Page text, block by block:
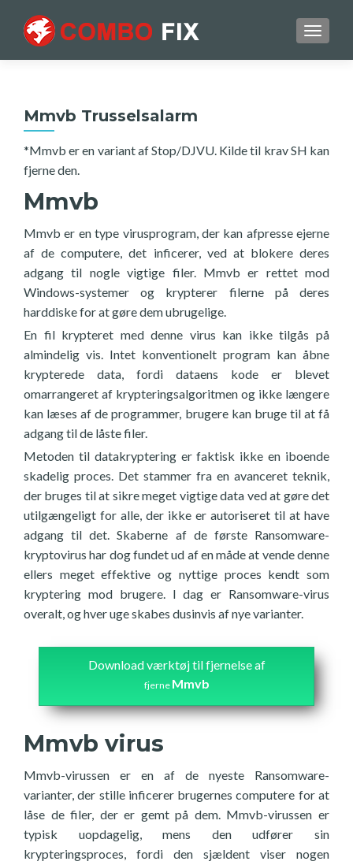
Mmvb Trusselsalarm
*Mmvb er en variant af Stop/DJVU. Kilde til krav SH kan
fjerne den.
Mmvb
Mmvb er en type virusprogram, der kan afpresse ejerne
af de computere, det inficerer, ved at blokere deres
adgang til nogle vigtige filer. Mmvb er rettet mod
Windows-systemer og krypterer filerne på deres
harddiske for at gøre dem ubrugelige.
En fil krypteret med denne virus kan ikke tilgås på
almindelig vis. Intet konventionelt program kan åbne
krypterede data, fordi dataens kode er blevet
omarrangeret af krypteringsalgoritmen og ikke længere
kan læses af de programmer, brugere kan bruge til at få
adgang til de låste filer.
Metoden til datakryptering er faktisk ikke en iboende
skadelig proces. Det stammer fra en avanceret teknik,
der bruges til at sikre meget vigtige data ved at gøre det
utilgængeligt for alle, der ikke er autoriseret til at have
adgang til det. Skaberne af de første Ransomware-
kryptovirus har dog fundet ud af en måde at vende denne
ellers meget effektive og nyttige proces kendt som
kryptering mod brugere. I dag er Ransomware-virus
overalt, og hver uge skabes dusinvis af nye varianter.
Download værktøj til fjernelse af
fjerne Mmvb
Mmvb virus
Mmvb-virussen er en af de nyeste Ransomware-
varianter, der stille inficerer brugernes computere for at
låse de filer, der er gemt på dem. Mmvb-virussen er
typisk uopdagelig, mens den udfører sin
krypteringsproces, fordi den sjældent viser nogen